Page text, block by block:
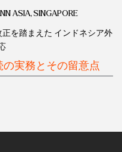
ASIA, SINGAPORE
を踏まえた インドネシア外
実務とその留意点